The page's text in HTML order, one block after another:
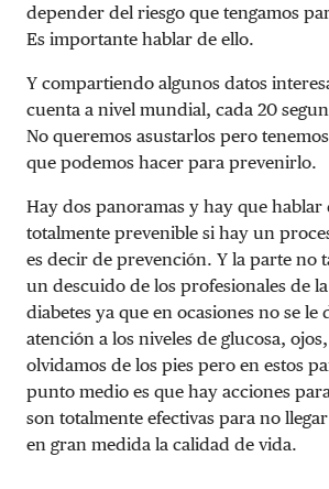
depender del riesgo que tengamos
Es importante hablar de ello.
Y compartiendo algunos datos
cuenta a nivel mundial, cada 20
No queremos asustarlos pero
que podemos hacer para prevenirlo.
Hay dos panoramas y hay que hablar
totalmente prevenible si hay un
es decir de prevención. Y la parte no
un descuido de los profesionales de
diabetes ya que en ocasiones no se
atención a los niveles de glucosa,
olvidamos de los pies pero en estos
punto medio es que hay acciones
son totalmente efectivas para no
en gran medida la calidad de vida.